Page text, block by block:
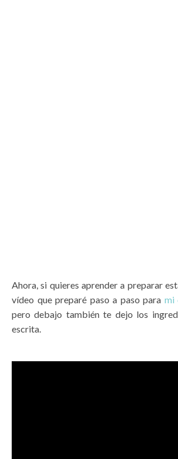
Ahora, si quieres aprender a preparar
vídeo que preparé paso a paso para mi
pero debajo también te dejo los
escrita.